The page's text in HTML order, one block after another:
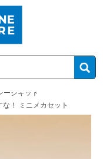
ージキット
！ ミニメカセット